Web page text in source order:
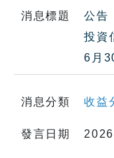
消息標題
公告
投資
6月
消息分類 收益
發言日期